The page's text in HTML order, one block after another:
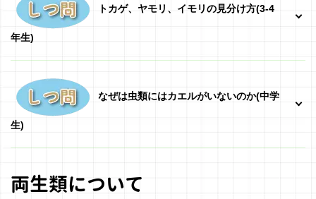
トカゲ、ヤモリ、イモリの見分け方(3-4
年生)
なぜは虫類にはカエルがいないのか(中学
生)
両生類について